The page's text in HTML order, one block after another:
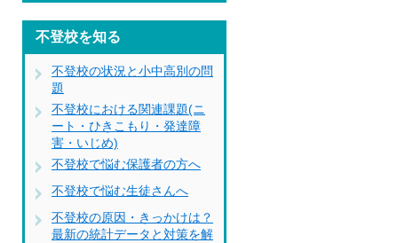
不登校を知る
不登校の状況と小中高別の問
題
不登校における関連課題(ニ
ート・ひきこもり・発達障
害・いじめ)
不登校で悩む保護者の方へ
不登校で悩む生徒さんへ
不登校の原因・きっかけは？
最新の統計データと対策を解